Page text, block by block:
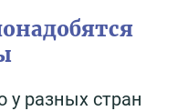
у разных стран